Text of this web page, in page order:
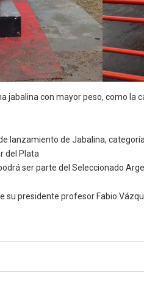
con mayor peso, como la
lanzamiento de Jabalina,
del Plata
ser parte del Seleccionado
presidente profesor Fabio